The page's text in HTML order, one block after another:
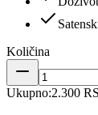
Količina
Ukupno:2.300